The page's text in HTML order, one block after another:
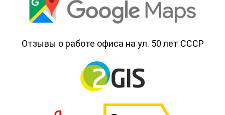
Отзывы о работе офиса на ул. 50 лет СССР